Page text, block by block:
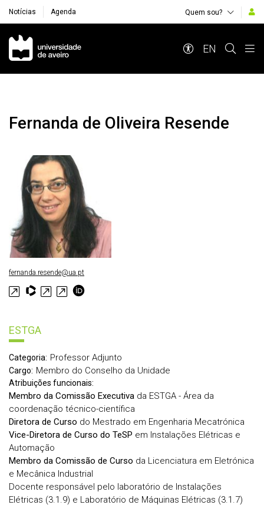
Notícias Agenda Quem sou?
Navegação Principal
EN
Fernanda de Oliveira Resende
ESTGA
Categoria: Professor Adjunto
Cargo: Membro do Conselho da Unidade
Atribuições funcionais:
Membro da Comissão Executiva da ESTGA - Área da
coordenação técnico-científica
Diretora de Curso do Mestrado em Engenharia Mecatrónica
Vice-Diretora de Curso do TeSP em Instalações Elétricas e
Automação
Membro da Comissão de Curso da Licenciatura em Eletrónica
e Mecânica Industrial
Docente responsável pelo laboratório de Instalações
Elétricas (3.1.9) e Laboratório de Máquinas Elétricas (3.1.7)
fernanda.resende@ua.pt